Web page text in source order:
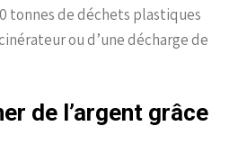
tonnes de déchets plastiques
ou d’une décharge de
de l’argent grâce